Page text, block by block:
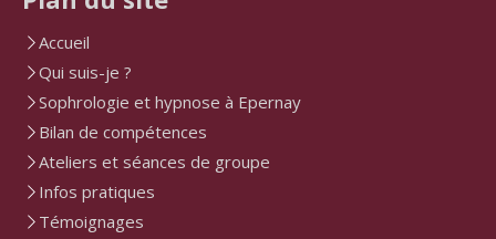
Accueil
Qui suis-je ?
Sophrologie et hypnose à Epernay
Bilan de compétences
Ateliers et séances de groupe
Infos pratiques
Témoignages